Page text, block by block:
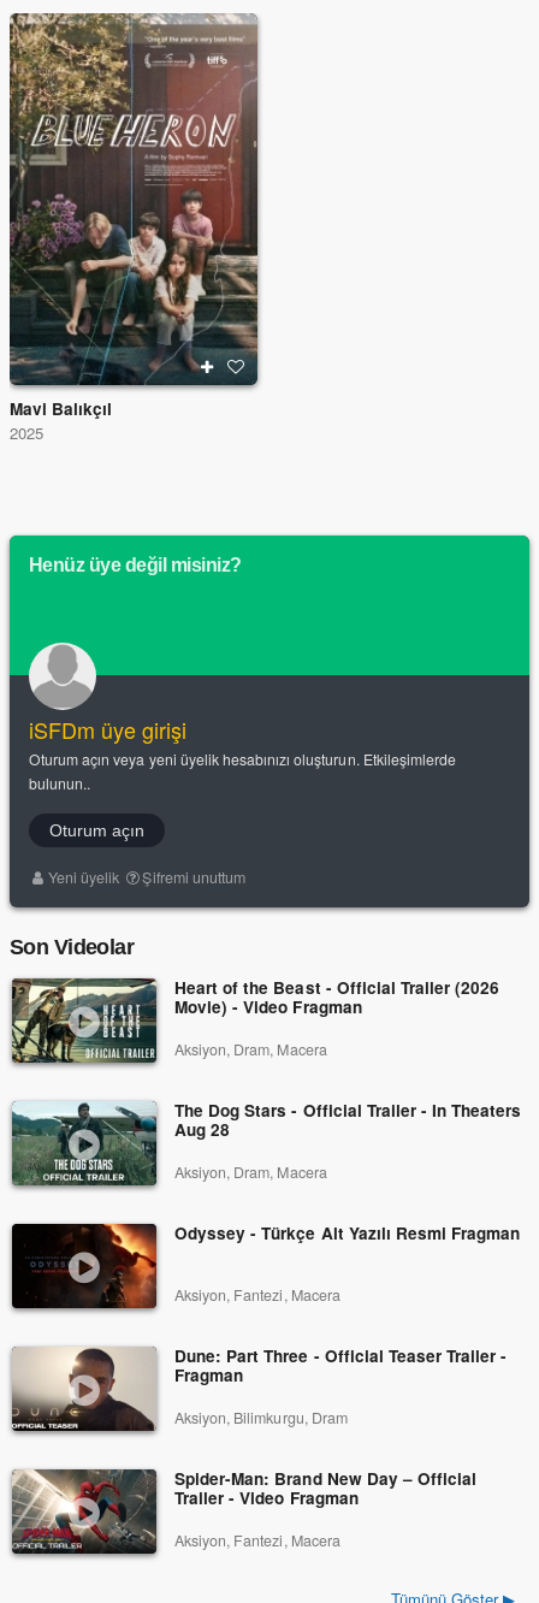
Mavi Balıkçıl
2025
Henüz üye değil misiniz?
iSFDm üye girişi
Oturum açın veya yeni üyelik hesabınızı oluşturun. Etkileşimlerde
bulunun..
Oturum açın
Yeni üyelik Şifremi unuttum
Son Videolar
Heart of the Beast - Official Trailer (2026
Movie) - Video Fragman
Aksiyon, Dram, Macera
The Dog Stars - Official Trailer - In Theaters
Aug 28
Aksiyon, Dram, Macera
Odyssey - Türkçe Alt Yazılı Resmi Fragman
Aksiyon, Fantezi, Macera
Dune: Part Three - Official Teaser Trailer -
Fragman
Aksiyon, Bilimkurgu, Dram
Spider-Man: Brand New Day – Official
Trailer - Video Fragman
Aksiyon, Fantezi, Macera